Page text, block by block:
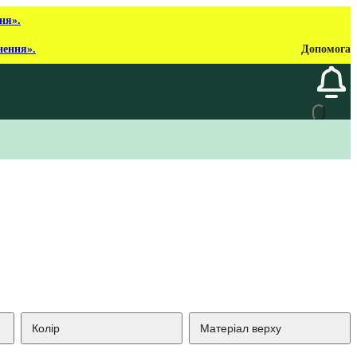
Допомога
Колір Матеріал верху